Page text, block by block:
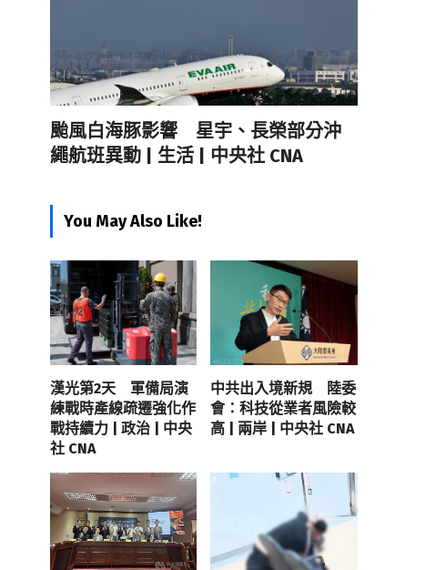
颱風白海豚影響 星宇、長榮部分沖
繩航班異動 | 生活 | 中央社 CNA
You May Also Like!
漢光第2天 軍備局演
練戰時產線疏遷強化作
戰持續力 | 政治 | 中央
社 CNA
中共出入境新規 陸委
會：科技從業者風險較
高 | 兩岸 | 中央社 CNA